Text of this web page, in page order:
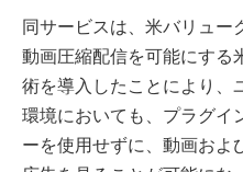
同サービスは、米バリュー
動画圧縮配信を可能にする
術を導入したことにより、
環境においても、プラグイ
ーを使用せずに、動画およ